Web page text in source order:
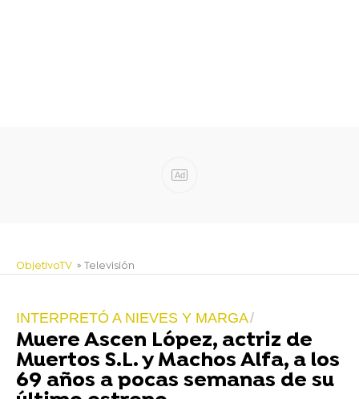
Ad
ObjetivoTV » Televisión